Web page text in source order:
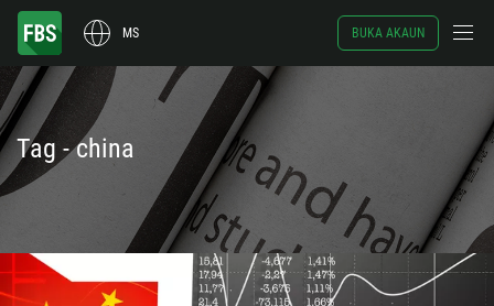
MS BUKA AKAUN
Tag - china